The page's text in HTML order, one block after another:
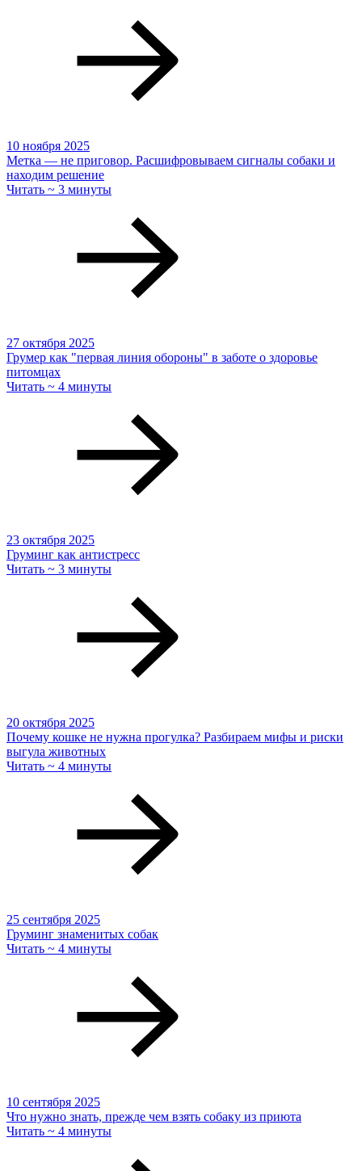
10 ноября 2025
Метка — не приговор. Расшифровываем сигналы собаки и
находим решение
Читать ~ 3 минуты
27 октября 2025
Грумер как "первая линия обороны" в заботе о здоровье
питомцах
Читать ~ 4 минуты
23 октября 2025
Груминг как антистресс
Читать ~ 3 минуты
20 октября 2025
Почему кошке не нужна прогулка? Разбираем мифы и риски
выгула животных
Читать ~ 4 минуты
25 сентября 2025
Груминг знаменитых собак
Читать ~ 4 минуты
10 сентября 2025
Что нужно знать, прежде чем взять собаку из приюта
Читать ~ 4 минуты